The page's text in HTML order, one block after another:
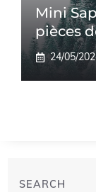
Mini
pièces
24/05/
SEARCH